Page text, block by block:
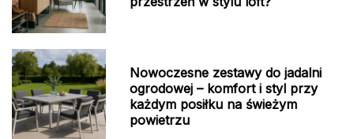
Nowoczesne zestawy do jadalni
ogrodowej – komfort i styl przy
każdym posiłku na świeżym
powietrzu